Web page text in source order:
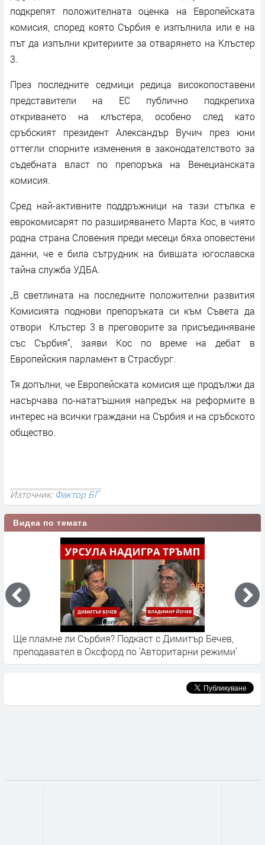
подкрепят положителната оценка на Европейската
комисия, според която Сърбия е изпълнила или е на
път да изпълни критериите за отварянето на Клъстер
3.
През последните седмици редица високопоставени
представители на ЕС публично подкрепиха
откриването на клъстера, особено след като
сръбският президент Александър Вучич през юни
оттегли спорните изменения в законодателството за
съдебната власт по препоръка на Венецианската
комисия.
Сред най-активните поддръжници на тази стъпка е
еврокомисарят по разширяването Марта Кос, в чиято
родна страна Словения преди месеци бяха оповестени
данни, че е била сътрудник на бившата югославска
тайна служба УДБА.
„В светлината на последните положителни развития
Комисията поднови препоръката си към Съвета да
отвори Клъстер 3 в преговорите за присъединяване
със Сърбия“, заяви Кос по време на дебат в
Европейския парламент в Страсбург.
Тя допълни, че Европейската комисия ще продължи да
насърчава по-нататъшния напредък на реформите в
интерес на всички граждани на Сърбия и на сръбското
общество.
Източник:Фактор БГ
Видеа по темата
Сърбия? Подкаст с Димитър Бечев,
в Оксфорд по 'Авторитарни режими'
Сърбия:
въздух